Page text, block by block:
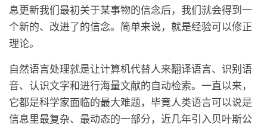
息更新我们最初关于某事物的信念后，我们就会得到一
个新的、改进了的信念。简单来说，就是经验可以修正
理论。
自然语言处理就是让计算机代替人来翻译语言、识别语
音、认识文字和进行海量文献的自动检索。一直以来，
它都是科学家面临的最大难题，毕竟人类语言可以说是
信息里最复杂、最动态的一部分，近几年引入贝叶斯公